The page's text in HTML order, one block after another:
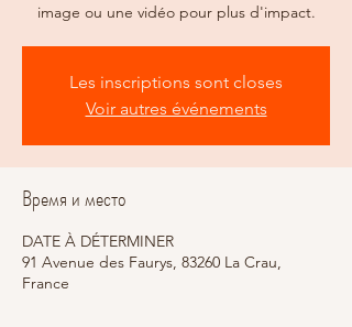
image ou une vidéo pour plus d'impact.
Les inscriptions sont closes
Voir autres événements
Время и место
DATE À DÉTERMINER
91 Avenue des Faurys, 83260 La Crau,
France